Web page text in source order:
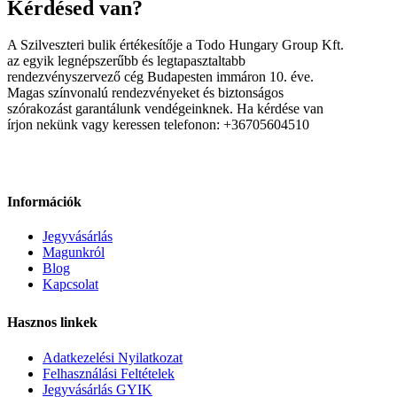
Kérdésed van?
A Szilveszteri bulik értékesítője a Todo Hungary Group Kft.
az egyik legnépszerűbb és legtapasztaltabb
rendezvényszervező cég Budapesten immáron 10. éve.
Magas színvonalú rendezvényeket és biztonságos
szórakozást garantálunk vendégeinknek. Ha kérdése van
írjon nekünk vagy keressen telefonon: +36705604510
Információk
Jegyvásárlás
Magunkról
Blog
Kapcsolat
Hasznos linkek
Adatkezelési Nyilatkozat
Felhasználási Feltételek
Jegyvásárlás GYIK